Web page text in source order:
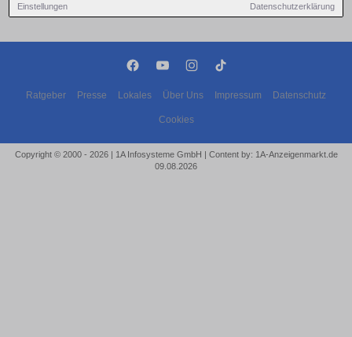
Einstellungen Datenschutzerklärung
Ratgeber Presse Lokales Über Uns Impressum Datenschutz
Cookies
Copyright © 2000 - 2026 | 1A Infosysteme GmbH | Content by: 1A-Anzeigenmarkt.de
09.08.2026